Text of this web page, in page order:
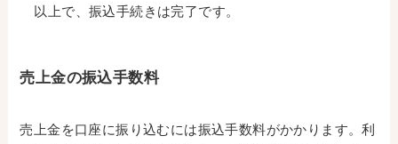
以上で、振込手続きは完了です。
売上金の振込手数料
売上金を口座に振り込むには振込手数料がかかります。利